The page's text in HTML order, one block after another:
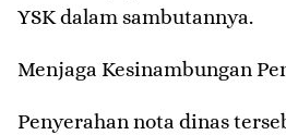
YSK dalam sambutannya.
​Menjaga Kesinambungan
​Penyerahan nota dinas